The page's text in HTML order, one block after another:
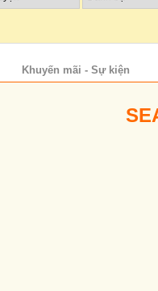
Khuyến mãi - Sự kiện